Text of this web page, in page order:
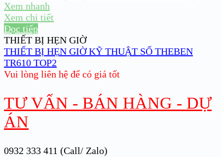
Xem nhanh
Xem chi tiết
Đọc tiếp
THIẾT BỊ HẸN GIỜ
THIẾT BỊ HẸN GIỜ KỸ THUẬT SỐ THEBEN
TR610 TOP2
Vui lòng liên hệ để có giá tốt
TƯ VẤN - BÁN HÀNG - DỰ
ÁN
0932 333 411 (Call/ Zalo)